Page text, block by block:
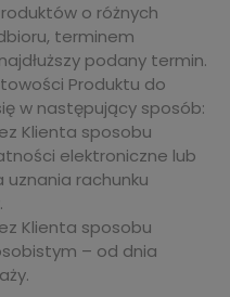
o różnych
terminem
podany termin.
Produktu do
w następujący sposób:
Klienta sposobu
elektroniczne lub
rachunku
Klienta sposobu
– od dnia